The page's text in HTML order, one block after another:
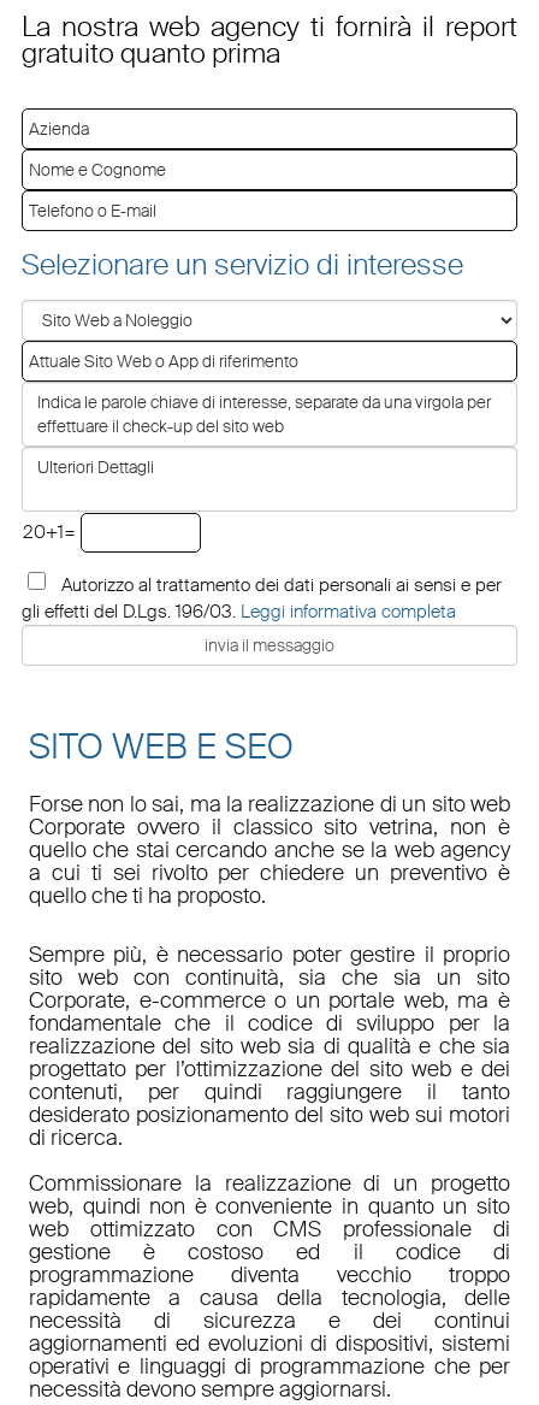
La nostra web agency ti fornirà il report
gratuito quanto prima
Selezionare un servizio di interesse
20+1=
Autorizzo al trattamento dei dati personali ai sensi e per
gli effetti del D.Lgs. 196/03. Leggi informativa completa
SITO WEB E SEO
Forse non lo sai, ma la realizzazione di un sito web
Corporate ovvero il classico sito vetrina, non è
quello che stai cercando anche se la web agency
a cui ti sei rivolto per chiedere un preventivo è
quello che ti ha proposto.
Sempre più, è necessario poter gestire il proprio
sito web con continuità, sia che sia un sito
Corporate, e-commerce o un portale web, ma è
fondamentale che il codice di sviluppo per la
realizzazione del sito web sia di qualità e che sia
progettato per l’ottimizzazione del sito web e dei
contenuti, per quindi raggiungere il tanto
desiderato posizionamento del sito web sui motori
di ricerca.
Commissionare la realizzazione di un progetto
web, quindi non è conveniente in quanto un sito
web ottimizzato con CMS professionale di
gestione è costoso ed il codice di
programmazione diventa vecchio troppo
rapidamente a causa della tecnologia, delle
necessità di sicurezza e dei continui
aggiornamenti ed evoluzioni di dispositivi, sistemi
operativi e linguaggi di programmazione che per
necessità devono sempre aggiornarsi.